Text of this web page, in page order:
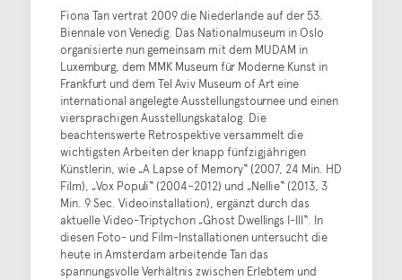
Fiona Tan vertrat 2009 die Niederlande auf der 53.
Biennale von Venedig. Das Nationalmuseum in Oslo
organisierte nun gemeinsam mit dem MUDAM in
Luxemburg, dem MMK Museum für Moderne Kunst in
Frankfurt und dem Tel Aviv Museum of Art eine
international angelegte Ausstellungstournee und einen
viersprachigen Ausstellungskatalog. Die
beachtenswerte Retrospektive versammelt die
wichtigsten Arbeiten der knapp fünfzigjährigen
Künstlerin, wie „A Lapse of Memory“ (2007, 24 Min. HD
Film), „Vox Populi“ (2004–2012) und „Nellie“ (2013, 3
Min. 9 Sec. Videoinstallation), ergänzt durch das
aktuelle Video-Triptychon „Ghost Dwellings I-III“. In
diesen Foto- und Film-Installationen untersucht die
heute in Amsterdam arbeitende Tan das
spannungsvolle Verhältnis zwischen Erlebtem und